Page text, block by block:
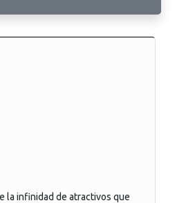
la infinidad de atractivos que